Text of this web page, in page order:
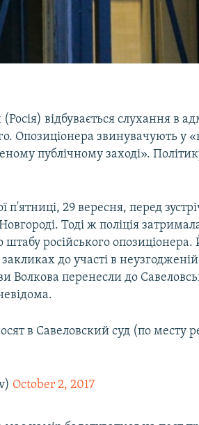
відбувається слухання в
Опозиціонера звинувачують у
публічному заході».
29 вересня, перед
Тоді ж поліція
штабу російського
до участі в неузгодженій
Волкова перенесли до
в Савеловский суд (по месту
October 2, 2017